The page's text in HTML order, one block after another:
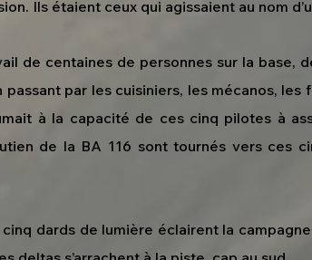
Ils étaient ceux qui agissaient au nom
de centaines de personnes sur la base,
passant par les cuisiniers, les mécanos, les
à la capacité de ces cinq pilotes à
de la BA 116 sont tournés vers ces
dards de lumière éclairent la